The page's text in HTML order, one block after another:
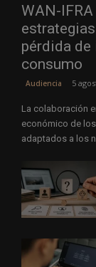
WAN-
pérdida
consumo
Audiencia 5
La colaboración
económico de
adaptados a los